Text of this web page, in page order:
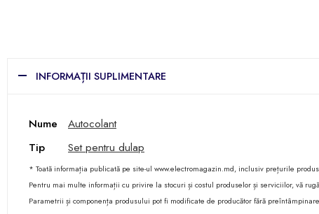
INFORMAȚII SUPLIMENTARE
Nume
Autocolant
Tip
Set pentru dulap
* Toată informația publicată pe site-ul www.electromagazin.md, inclusiv prețurile
Pentru mai multe informații cu privire la stocuri și costul produselor și serviciilor, vă
Parametrii și componența produsului pot fi modificate de producător fără